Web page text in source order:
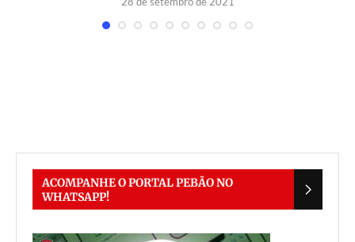
ACOMPANHE O PORTAL PEBÃO NO
WHATSAPP!